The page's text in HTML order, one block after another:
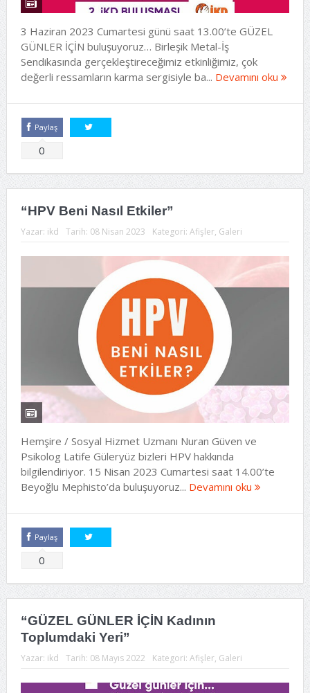
3 Haziran 2023 Cumartesi günü saat 13.00’te GÜZEL
GÜNLER İÇİN buluşuyoruz… Birleşik Metal-İş
Sendikasında gerçekleştireceğimiz etkinliğimiz, çok
değerli ressamların karma sergisiyle ba... Devamını oku
Paylaş
0
“HPV Beni Nasıl Etkiler”
Yazar: ikd Tarih: 08 Nisan 2023 Kategori: Afişler, Galeri
Hemşire / Sosyal Hizmet Uzmanı Nuran Güven ve
Psikolog Latife Güleryüz bizleri HPV hakkında
bilgilendiriyor. 15 Nisan 2023 Cumartesi saat 14.00’te
Beyoğlu Mephisto’da buluşuyoruz... Devamını oku
Paylaş
0
“GÜZEL GÜNLER İÇİN Kadının
Toplumdaki Yeri”
Yazar: ikd Tarih: 08 Mayıs 2022 Kategori: Afişler, Galeri